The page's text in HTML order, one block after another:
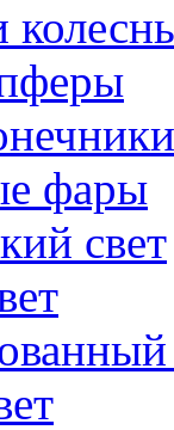
фары
свет